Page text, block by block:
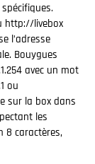
http://livebox
l’adresse
Bouygues
avec un mot
ou
sur la box dans
les
8 caractères,